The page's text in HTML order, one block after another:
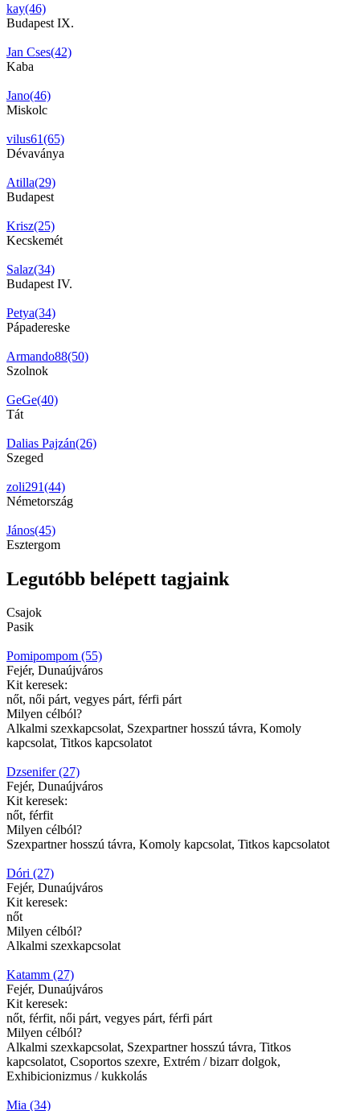
kay(46)
Budapest IX.
Jan Cses(42)
Kaba
Jano(46)
Miskolc
vilus61(65)
Dévaványa
Atilla(29)
Budapest
Krisz(25)
Kecskemét
Salaz(34)
Budapest IV.
Petya(34)
Pápadereske
Armando88(50)
Szolnok
GeGe(40)
Tát
Dalias Pajzán(26)
Szeged
zoli291(44)
Németország
János(45)
Esztergom
Legutóbb belépett tagjaink
Csajok
Pasik
Pomipompom (55)
Fejér, Dunaújváros
Kit keresek:
nőt, női párt, vegyes párt, férfi párt
Milyen célból?
Alkalmi szexkapcsolat, Szexpartner hosszú távra, Komoly
kapcsolat, Titkos kapcsolatot
Dzsenifer (27)
Fejér, Dunaújváros
Kit keresek:
nőt, férfit
Milyen célból?
Szexpartner hosszú távra, Komoly kapcsolat, Titkos kapcsolatot
Dóri (27)
Fejér, Dunaújváros
Kit keresek:
nőt
Milyen célból?
Alkalmi szexkapcsolat
Katamm (27)
Fejér, Dunaújváros
Kit keresek:
nőt, férfit, női párt, vegyes párt, férfi párt
Milyen célból?
Alkalmi szexkapcsolat, Szexpartner hosszú távra, Titkos
kapcsolatot, Csoportos szexre, Extrém / bizarr dolgok,
Exhibicionizmus / kukkolás
Mia (34)